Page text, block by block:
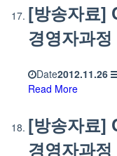
[방송자료]
경영자과
Date2012.11.26
Read More
[방송자료]
경영자과